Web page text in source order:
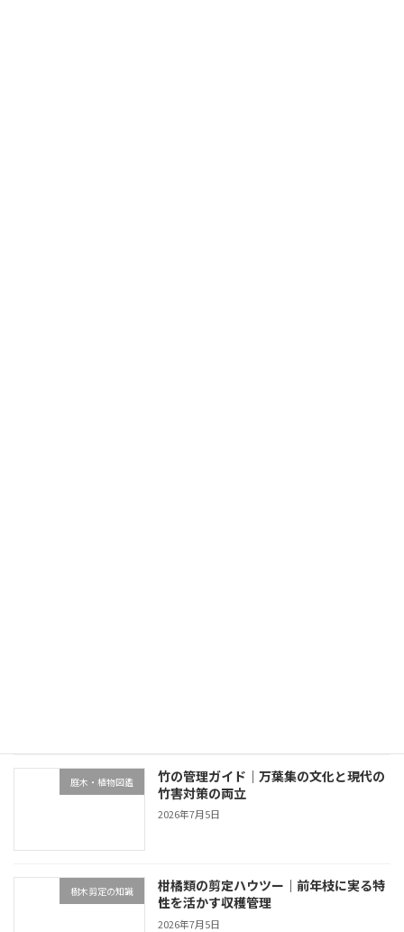
庭木・植物図鑑
竹の管理ガイド｜万葉集の文化と現代の
竹害対策の両立
2026年7月5日
樹木剪定の知識
柑橘類の剪定ハウツー｜前年枝に実る特
性を活かす収穫管理
2026年7月5日